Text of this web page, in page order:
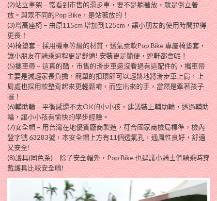
(2)站立車架 – 常看到市售的滑步車，要不是躺著放，就是倒立著
放。與眾不同的Pop Bike，是站著放的！
(3)增高座椅 – 由原115cm 增加到125cm，讓小朋友的使用時間拉得
更長！
(4)椅墊套 – 採用機車等級的材質，透氣柔軟Pop Bike 專屬椅墊套，
讓小朋友在騎乘過程更是舒適! 安裝更是簡便，連軒都會呢！
(5)攜車帶 – 這真的酷，市售的滑步車還沒看過有這配件的，攜車帶
主要是減輕家長負擔，簡單的扣環即可以輕鬆地將滑步車上肩，上
肩處也採用軟墊背起來更輕鬆唷，而空出來的手，當然是牽著孩子
囉！
(6)輔助輪 – 平衡感還不太OK的小小孩，建議裝上輔助輪，透過輔助
輪，讓小小孩有愉快的學步經驗。
(7)安全帽 – 用台灣在地優質廠商製造，符合國家商檢局標準，檢內
登字號 63283號，本安全帽上方有11個透氣孔，通風性良好，舒適
又安全!
(8)護具(同色系) – 除了安全帽外，Pop Bike 也建議小騎士們騎乘時穿
戴護具比較安全唷!